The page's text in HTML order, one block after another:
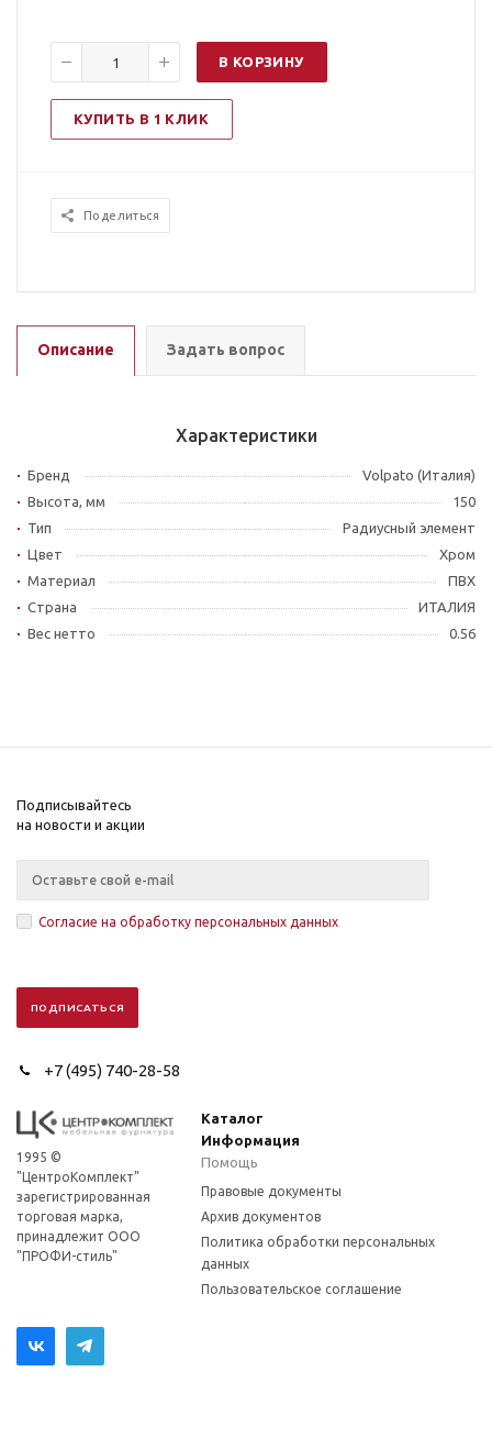
В КОРЗИНУ
КУПИТЬ В 1 КЛИК
Поделиться
Описание Задать вопрос
Характеристики
Бренд
Volpato (Италия)
Высота, мм
150
Тип
Радиусный элемент
Цвет
Хром
Материал
ПВХ
Страна
ИТАЛИЯ
Вес нетто
0.56
Подписывайтесь
на новости и акции
Согласие на обработку персональных данных
+7 (495) 740-28-58
1995 ©
"ЦентроКомплект"
зарегистрированная
торговая марка,
принадлежит ООО
"ПРОФИ-стиль"
Каталог
Информация
Помощь
Правовые документы
Архив документов
Политика обработки персональных
данных
Пользовательское соглашение